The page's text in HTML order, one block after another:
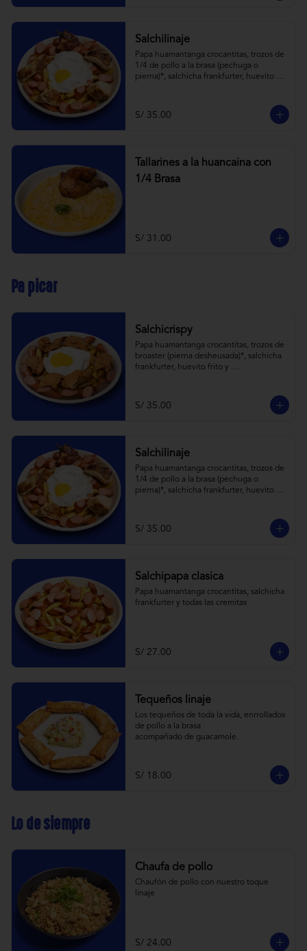
Salchilinaje
Papa huamantanga crocantitas, trozos de
1/4 de pollo a la brasa (pechuga o
pierna)*, salchicha frankfurter, huevito
o pierna es sujeta a stock.
S/ 35.00
Tallarines a la huancaina con
1/4 Brasa
S/ 31.00
Pa picar
Salchicrispy
Papa huamantanga crocantitas, trozos de
broaster (pierna desheusada)*, salchicha
frankfurter, huevito frito y
S/ 35.00
Salchilinaje
Papa huamantanga crocantitas, trozos de
1/4 de pollo a la brasa (pechuga o
pierna)*, salchicha frankfurter, huevito
o pierna es sujeta a stock.
S/ 35.00
Salchipapa clasica
Papa huamantanga crocantitas, salchicha
frankfurter y todas las cremitas
S/ 27.00
Tequeños linaje
Los tequeños de toda la vida, enrrollados
de pollo a la brasa
acompañado de guacamole.
S/ 18.00
Lo de siempre
Chaufa de pollo
Chaufón de pollo con nuestro toque
linaje
S/ 24.00